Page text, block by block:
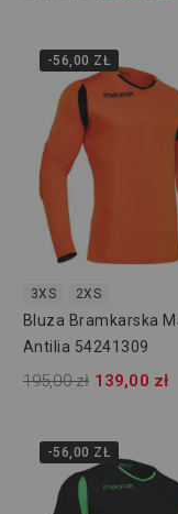
-56,00 ZŁ
3XS 2XS
Bluza Bramkarska
Antilia 54241309
195,00 zł 139,00 zł
-56,00 ZŁ